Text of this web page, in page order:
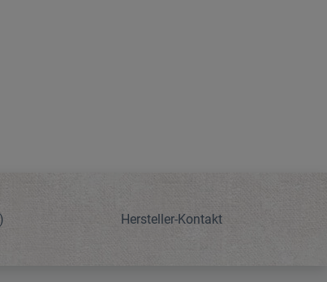
Hersteller-Kontakt